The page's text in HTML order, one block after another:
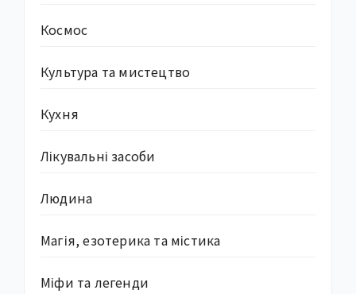
Космос
Культура та мистецтво
Кухня
Лікувальні засоби
Людина
Магія, езотерика та містика
Міфи та легенди